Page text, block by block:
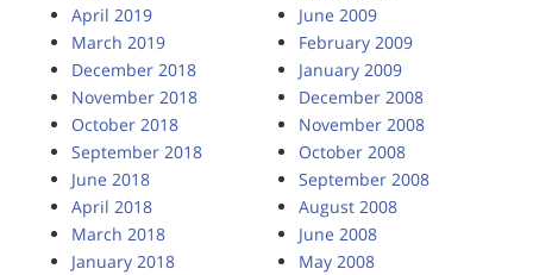
April 2019
March 2019
December 2018
November 2018
October 2018
September 2018
June 2018
April 2018
March 2018
January 2018
June 2009
February 2009
January 2009
December 2008
November 2008
October 2008
September 2008
August 2008
June 2008
May 2008